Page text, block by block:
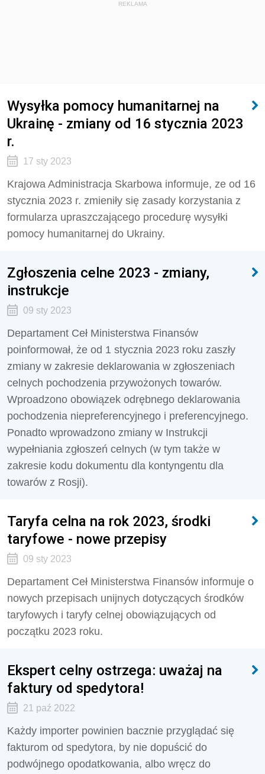
REKLAMA
Wysyłka pomocy humanitarnej na
Ukrainę - zmiany od 16 stycznia 2023
r.
17 sty 2023
Krajowa Administracja Skarbowa informuje, ze od 16
stycznia 2023 r. zmieniły się zasady korzystania z
formularza upraszczającego procedurę wysyłki
pomocy humanitarnej do Ukrainy.
Zgłoszenia celne 2023 - zmiany,
instrukcje
09 sty 2023
Departament Ceł Ministerstwa Finansów
poinformował, że od 1 stycznia 2023 roku zaszły
zmiany w zakresie deklarowania w zgłoszeniach
celnych pochodzenia przywożonych towarów.
Wproadzono obowiązek odrębnego deklarowania
pochodzenia niepreferencyjnego i preferencyjnego.
Ponadto wprowadzono zmiany w Instrukcji
wypełniania zgłoszeń celnych (w tym także w
zakresie kodu dokumentu dla kontyngentu dla
towarów z Rosji).
Taryfa celna na rok 2023, środki
taryfowe - nowe przepisy
09 sty 2023
Departament Ceł Ministerstwa Finansów informuje o
nowych przepisach unijnych dotyczących środków
taryfowych i taryfy celnej obowiązujących od
początku 2023 roku.
Ekspert celny ostrzega: uważaj na
faktury od spedytora!
21 paź 2022
Każdy importer powinien bacznie przyglądać się
fakturom od spedytora, by nie dopuścić do
podwójnego opodatkowania, albo wręcz do